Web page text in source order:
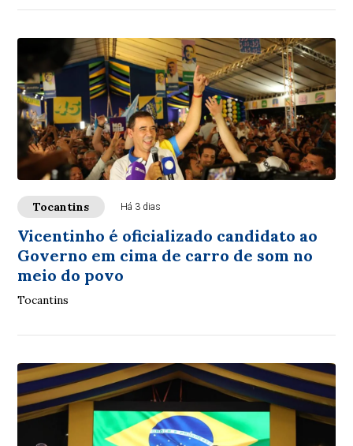
Tocantins Há 3 dias
Vicentinho é oficializado candidato ao
Governo em cima de carro de som no
meio do povo
Tocantins